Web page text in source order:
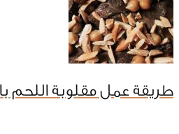
طريقة عمل مقلوبة اللحم